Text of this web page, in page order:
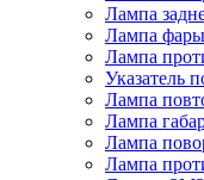
Лампа
Лампа
Лампа
Указатель
Лампа
Лампа
Лампа
Лампа